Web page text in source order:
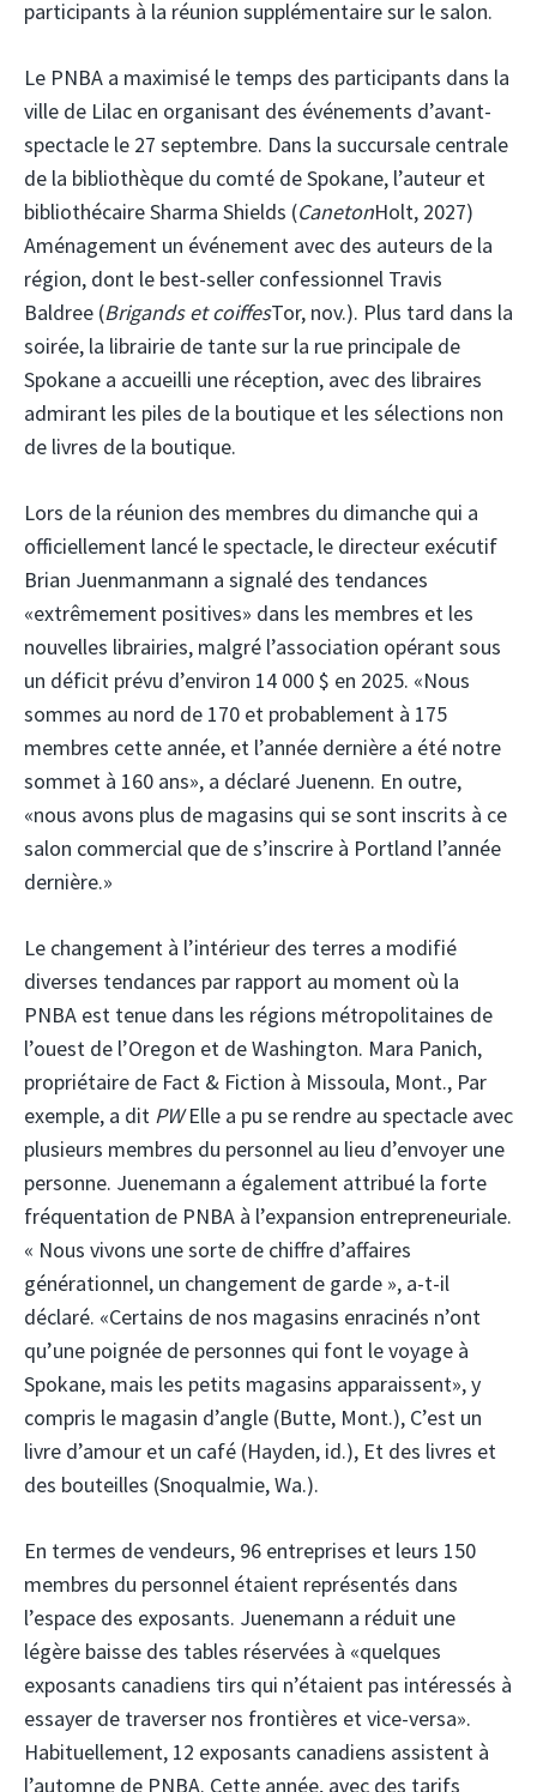
participants à la réunion supplémentaire sur le salon.
Le PNBA a maximisé le temps des participants dans la
ville de Lilac en organisant des événements d’avant-
spectacle le 27 septembre. Dans la succursale centrale
de la bibliothèque du comté de Spokane, l’auteur et
bibliothécaire Sharma Shields (CanetonHolt, 2027)
Aménagement un événement avec des auteurs de la
région, dont le best-seller confessionnel Travis
Baldree (Brigands et coiffesTor, nov.). Plus tard dans la
soirée, la librairie de tante sur la rue principale de
Spokane a accueilli une réception, avec des libraires
admirant les piles de la boutique et les sélections non
de livres de la boutique.
Lors de la réunion des membres du dimanche qui a
officiellement lancé le spectacle, le directeur exécutif
Brian Juenmanmann a signalé des tendances
«extrêmement positives» dans les membres et les
nouvelles librairies, malgré l’association opérant sous
un déficit prévu d’environ 14 000 $ en 2025. «Nous
sommes au nord de 170 et probablement à 175
membres cette année, et l’année dernière a été notre
sommet à 160 ans», a déclaré Juenenn. En outre,
«nous avons plus de magasins qui se sont inscrits à ce
salon commercial que de s’inscrire à Portland l’année
dernière.»
Le changement à l’intérieur des terres a modifié
diverses tendances par rapport au moment où la
PNBA est tenue dans les régions métropolitaines de
l’ouest de l’Oregon et de Washington. Mara Panich,
propriétaire de Fact & Fiction à Missoula, Mont., Par
exemple, a dit PWElle a pu se rendre au spectacle avec
plusieurs membres du personnel au lieu d’envoyer une
personne. Juenemann a également attribué la forte
fréquentation de PNBA à l’expansion entrepreneuriale.
« Nous vivons une sorte de chiffre d’affaires
générationnel, un changement de garde », a-t-il
déclaré. «Certains de nos magasins enracinés n’ont
qu’une poignée de personnes qui font le voyage à
Spokane, mais les petits magasins apparaissent», y
compris le magasin d’angle (Butte, Mont.), C’est un
livre d’amour et un café (Hayden, id.), Et des livres et
des bouteilles (Snoqualmie, Wa.).
En termes de vendeurs, 96 entreprises et leurs 150
membres du personnel étaient représentés dans
l’espace des exposants. Juenemann a réduit une
légère baisse des tables réservées à «quelques
exposants canadiens tirs qui n’étaient pas intéressés à
essayer de traverser nos frontières et vice-versa».
Habituellement, 12 exposants canadiens assistent à
l’automne de PNBA. Cette année, avec des tarifs